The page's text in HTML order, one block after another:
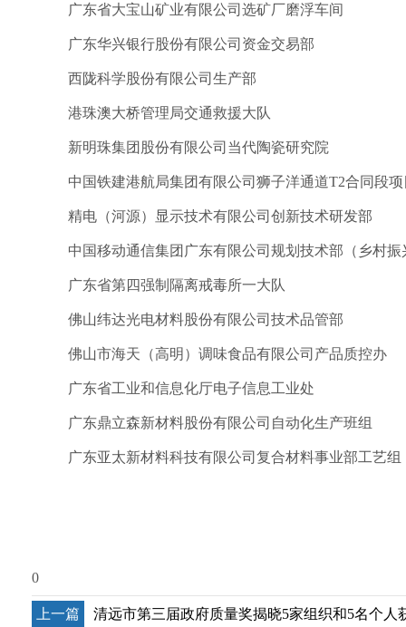
广东省大宝山矿业有限公司选矿厂磨浮车间
广东华兴银行股份有限公司资金交易部
西陇科学股份有限公司生产部
港珠澳大桥管理局交通救援大队
新明珠集团股份有限公司当代陶瓷研究院
中国铁建港航局集团有限公司狮子洋通道T2合同段
精电（河源）显示技术有限公司创新技术研发部
中国移动通信集团广东有限公司规划技术部（乡村振
广东省第四强制隔离戒毒所一大队
佛山纬达光电材料股份有限公司技术品管部
佛山市海天（高明）调味食品有限公司产品质控办
广东省工业和信息化厅电子信息工业处
广东鼎立森新材料股份有限公司自动化生产班组
广东亚太新材料科技有限公司复合材料事业部工艺组
0
上一篇 清远市第三届政府质量奖揭晓5家组织和5名个人